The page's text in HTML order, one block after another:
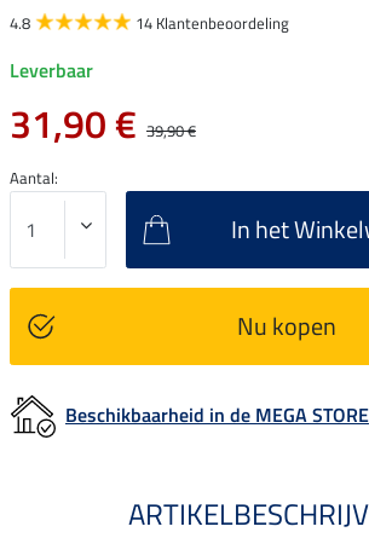
4.8 14 Klantenbeoordeling
Leverbaar
31,90 € 39,90 €
Aantal:
In het
Nu kopen
Beschikbaarheid in de MEGA STORE